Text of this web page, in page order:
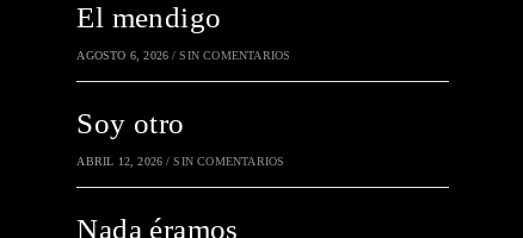
El mendigo
AGOSTO 6, 2026 / SIN COMENTARIOS
Soy otro
ABRIL 12, 2026 / SIN COMENTARIOS
Nada éramos